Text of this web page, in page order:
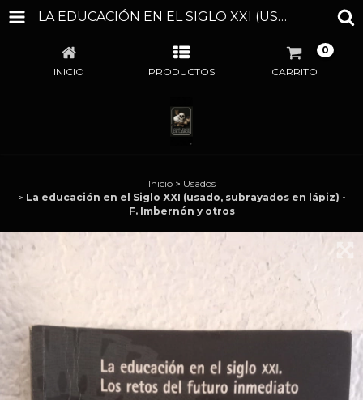
LA EDUCACIÓN EN EL SIGLO XXI (USADO, SUBRAYADOS EN LÁPIZ) - F. IMBERNÓN Y OTROS
INICIO PRODUCTOS CARRITO
0
Inicio > Usados
> La educación en el Siglo XXI (usado, subrayados en lápiz) -
F. Imbernón y otros